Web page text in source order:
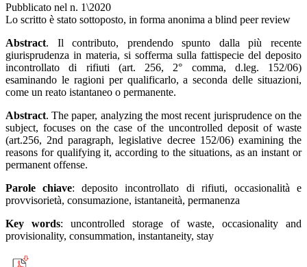
Pubblicato nel n. 1\2020
Lo scritto è stato sottoposto, in forma anonima a blind peer review
Abstract. Il contributo, prendendo spunto dalla più recente
giurisprudenza in materia, si sofferma sulla fattispecie del deposito
incontrollato di rifiuti (art. 256, 2° comma, d.leg. 152/06)
esaminando le ragioni per qualificarlo, a seconda delle situazioni,
come un reato istantaneo o permanente.
Abstract. The paper, analyzing the most recent jurisprudence on the
subject, focuses on the case of the uncontrolled deposit of waste
(art.256, 2nd paragraph, legislative decree 152/06) examining the
reasons for qualifying it, according to the situations, as an instant or
permanent offense.
Parole chiave: deposito incontrollato di rifiuti, occasionalità e
provvisorietà, consumazione, istantaneità, permanenza
Key words: uncontrolled storage of waste, occasionality and
provisionality, consummation, instantaneity, stay